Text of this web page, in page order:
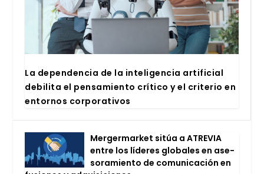
La depen­den­cia de la inte­li­gen­cia arti­fi­cial
debi­li­ta el pen­sa­mien­to crí­ti­co y el cri­te­rio en
entor­nos cor­po­ra­ti­vos
Mer­ger­mar­ket sitúa a ATRE­VIA
entre los líde­res glo­ba­les en ase­
so­ra­mien­to de comu­ni­ca­ción en